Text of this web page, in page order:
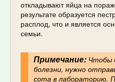
откладывают яйца на
результате образуется
расплод, что и является
семьи.
Примечание:Чтобы
болезни, нужно
сота в лабораторию.